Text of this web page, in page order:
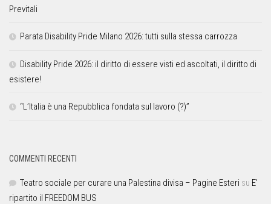
Previtali
Parata Disability Pride Milano 2026: tutti sulla stessa carrozza
Disability Pride 2026: il diritto di essere visti ed ascoltati, il diritto di
esistere!
“L’Italia è una Repubblica fondata sul lavoro (?)”
COMMENTI RECENTI
Teatro sociale per curare una Palestina divisa – Pagine Esteri su E’
ripartito il FREEDOM BUS